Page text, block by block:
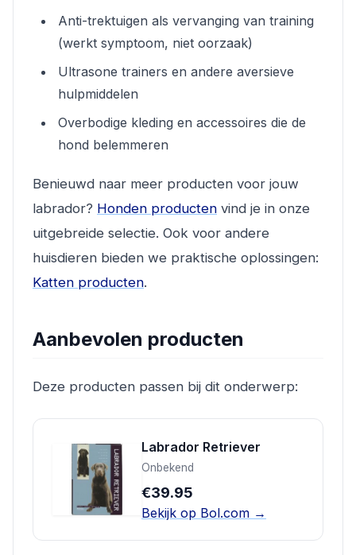
Anti-trektuigen als vervanging van training
(werkt symptoom, niet oorzaak)
Ultrasone trainers en andere aversieve
hulpmiddelen
Overbodige kleding en accessoires die de
hond belemmeren
Benieuwd naar meer producten voor jouw
labrador? Honden producten vind je in onze
uitgebreide selectie. Ook voor andere
huisdieren bieden we praktische oplossingen:
Katten producten.
Aanbevolen producten
Deze producten passen bij dit onderwerp:
Labrador Retriever
Onbekend
€39.95
Bekijk op Bol.com →